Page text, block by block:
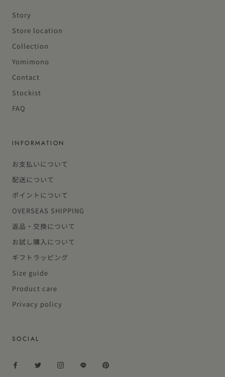
Story
Store location
Collection
Yomimono
Contact
Stockist
FAQ
INFORMATION
お支払いについて
配送について
ポイントについて
OVERSEAS SHIPPING
返品・交換について
お試し購入について
ギフトラッピング
Size guide
Product care
Privacy policy
SOCIAL